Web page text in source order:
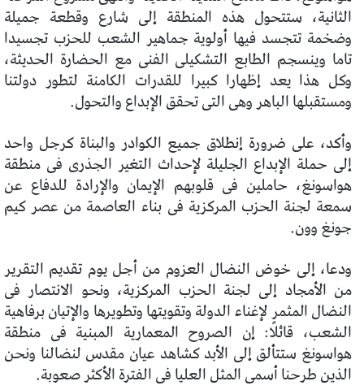
الثانية، ستتحول هذه المنطقة إلى شارع وقطعة جميلة
وضخمة تتجسد فيها أولوية جماهير الشعب للحزب تجسيدا
تاما وينسجم الطابع التشكيلى الفنى مع الحضارة الحديثة،
وكل هذا يعد إظهارا كبيرا للقدرات الكامنة لتطور دولتنا
ومستقبلها الباهر وهى التى تحقق الإبداع والتحول.
وأكد، على ضرورة إنطلاق جميع الكوادر والبناة كرجل واحد
إلى حملة الإبداع الجليلة لإحداث التغير الجذرى فى منطقة
هواسونغ، حاملين فى قلوبهم الإيمان والإرادة للدفاع عن
سمعة لجنة الحزب المركزية فى بناء العاصمة من عصر كيم
جونغ وون.
ودعا، إلى خوض النضال العزوم من أجل يوم تقديم التقرير
من الأمجاد إلى لجنة الحزب المركزية، ونحو الانتصار فى
النضال المثمر لإغناء الدولة وتقويتها وتطويرها والإتيان برفاهية
الشعب، قائلًا: إن الصروح المعمارية المبنية فى منطقة
هواسونغ ستتألق إلى الأبد كشاهد عيان مقدس لنضالنا ونحن
الذين طرحنا أسمى المثل العليا فى الفترة الأكثر صعوبة.